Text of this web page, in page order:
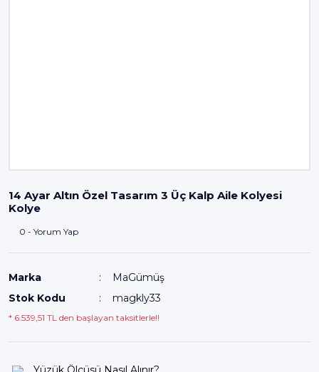
14 Ayar Altın Özel Tasarım 3 Üç Kalp Aile Kolyesi
Kolye
0 - Yorum Yap
Marka
MaGümüş
Stok Kodu
magkly33
* 6.539,51 TL den başlayan taksitlerle!!